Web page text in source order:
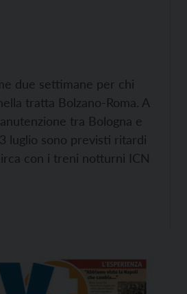
due settimane per chi
tratta Bolzano-Roma. A
tra Bologna e
luglio sono previsti ritardi
con i treni notturni ICN